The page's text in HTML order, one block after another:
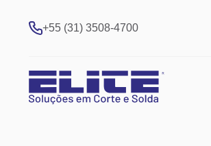
+55 (31) 3508-4700